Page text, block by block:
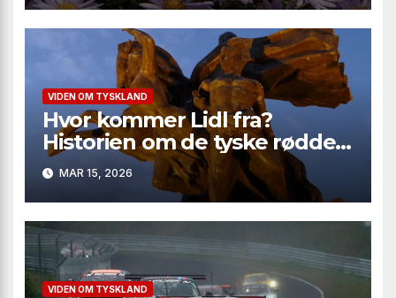
VIDEN OM TYSKLAND
Hvor kommer Lidl fra?
Historien om de tyske rødder
bag en global discount-
kæmpe
MAR 15, 2026
VIDEN OM TYSKLAND